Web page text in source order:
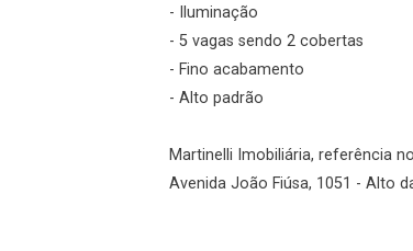
- Iluminação
- 5 vagas sendo 2 cobertas
- Fino acabamento
- Alto padrão
Martinelli Imobiliária, referência
Avenida João Fiúsa, 1051 - Alto